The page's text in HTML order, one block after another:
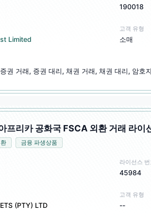
190018
Limited
고객 유형
소매
권 거래, 증권 대리, 채권 거래, 채권 대리, 암호
프리카 공화국 FSCA 외환 거래 라이
금융 파생상품
라이선스 번
45984
(PTY) LTD
고객 유형
--